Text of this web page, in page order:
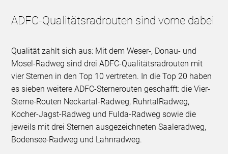
ADFC-Qualitätsradrouten sind vorne dabei
Qualität zahlt sich aus: Mit dem Weser-, Donau- und
Mosel-Radweg sind drei ADFC-Qualitätsradrouten mit
vier Sternen in den Top 10 vertreten. In die Top 20 haben
es sieben weitere ADFC-Sternerouten geschafft: die Vier-
Sterne-Routen Neckartal-Radweg, RuhrtalRadweg,
Kocher-Jagst-Radweg und Fulda-Radweg sowie die
jeweils mit drei Sternen ausgezeichneten Saaleradweg,
Bodensee-Radweg und Lahnradweg.